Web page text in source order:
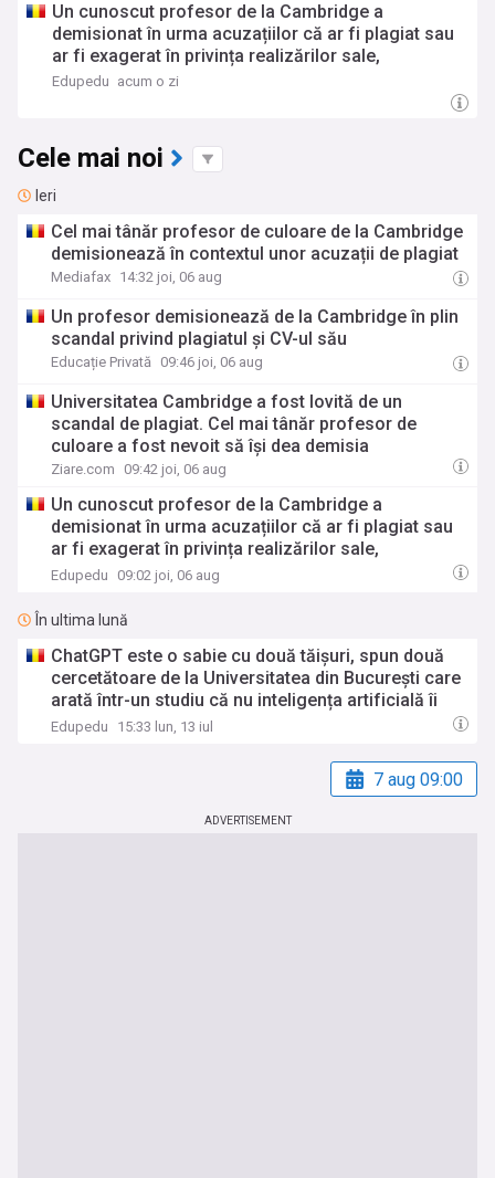
Un cunoscut profesor de la Cambridge a
demisionat în urma acuzațiilor că ar fi plagiat sau
ar fi exagerat în privința realizărilor sale,
promovate printr-o poveste de viață marcată de un
diagnostic de autism, zeci de maratoane parcurse
Edupedu acum o zi
Cele mai noi
Ieri
Cel mai tânăr profesor de culoare de la Cambridge
demisionează în contextul unor acuzații de plagiat
Mediafax 14:32 joi, 06 aug
Un profesor demisionează de la Cambridge în plin
scandal privind plagiatul și CV-ul său
Educație Privată 09:46 joi, 06 aug
Universitatea Cambridge a fost lovită de un
scandal de plagiat. Cel mai tânăr profesor de
culoare a fost nevoit să își dea demisia
Ziare.com 09:42 joi, 06 aug
Un cunoscut profesor de la Cambridge a
demisionat în urma acuzațiilor că ar fi plagiat sau
ar fi exagerat în privința realizărilor sale,
promovate printr-o poveste de viață marcată de un
și milioane de lire strânse în scopuri caritabile
Edupedu 09:02 joi, 06 aug
În ultima lună
ChatGPT este o sabie cu două tăișuri, spun două
cercetătoare de la Universitatea din București care
arată într-un studiu că nu inteligența artificială îi
face pe studenți să plagieze, ci modul în care își
Edupedu 15:33 lun, 13 iul
7 aug 09:00
ADVERTISEMENT